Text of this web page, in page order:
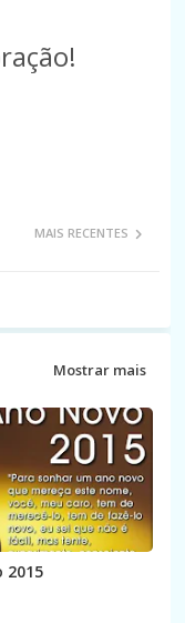
MAIS RECENTES
Mostrar mais
2015